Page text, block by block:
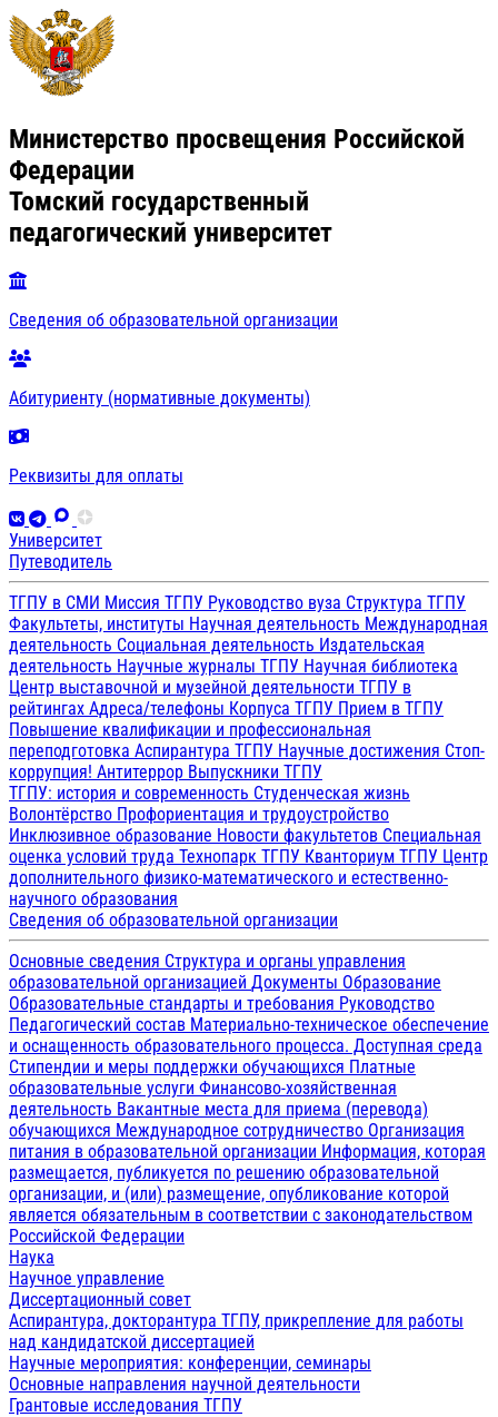
Министерство просвещения Российской
Федерации
Томский государственный
педагогический университет
Сведения об образовательной организации
Абитуриенту (нормативные документы)
Реквизиты для оплаты
Университет
Путеводитель
ТГПУ в СМИ Миссия ТГПУ Руководство вуза Структура ТГПУ
Факультеты, институты Научная деятельность Международная
деятельность Социальная деятельность Издательская
деятельность Научные журналы ТГПУ Научная библиотека
Центр выставочной и музейной деятельности ТГПУ в
рейтингах Адреса/телефоны Корпуса ТГПУ Прием в ТГПУ
Повышение квалификации и профессиональная
переподготовка Аспирантура ТГПУ Научные достижения Стоп-
коррупция! Антитеррор Выпускники ТГПУ
ТГПУ: история и современность Студенческая жизнь
Волонтёрство Профориентация и трудоустройство
Инклюзивное образование Новости факультетов Специальная
оценка условий труда Технопарк ТГПУ Кванториум ТГПУ Центр
дополнительного физико-математического и естественно-
научного образования
Сведения об образовательной организации
Основные сведения Структура и органы управления
образовательной организацией Документы Образование
Образовательные стандарты и требования Руководство
Педагогический состав Материально-техническое обеспечение
и оснащенность образовательного процесса. Доступная среда
Стипендии и меры поддержки обучающихся Платные
образовательные услуги Финансово-хозяйственная
деятельность Вакантные места для приема (перевода)
обучающихся Международное сотрудничество Организация
питания в образовательной организации Информация, которая
размещается, публикуется по решению образовательной
организации, и (или) размещение, опубликование которой
является обязательным в соответствии с законодательством
Российской Федерации
Наука
Научное управление
Диссертационный совет
Аспирантура, докторантура ТГПУ, прикрепление для работы
над кандидатской диссертацией
Научные мероприятия: конференции, семинары
Основные направления научной деятельности
Грантовые исследования ТГПУ